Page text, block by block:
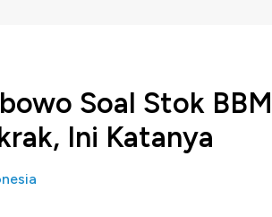
Soal Stok
Ini Katanya